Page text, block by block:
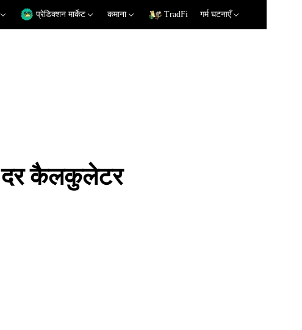
प्रेडिक्शन मार्केट कमाना TradFi गर्म घटनाएँ
दर कैलकुलेटर